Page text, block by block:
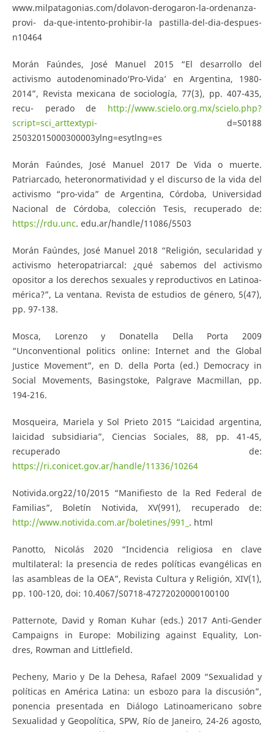
www.milpatagonias.com/dolavon-derogaron-la-ordenanza-
provi- da-que-intento-prohibir-la pastilla-del-dia-despues-
n10464
Morán Faúndes, José Manuel 2015 “El desarrollo del
activismo autodenominado‘Pro-Vida’ en Argentina, 1980-
2014”, Revista mexicana de sociología, 77(3), pp. 407-435,
recu- perado de http://www.scielo.org.mx/scielo.php?
script=sci_arttextypi- d=S0188
25032015000300003ylng=esytlng=es
Morán Faúndes, José Manuel 2017 De Vida o muerte.
Patriarcado, heteronormatividad y el discurso de la vida del
activismo “pro-vida” de Argentina, Córdoba, Universidad
Nacional de Córdoba, colección Tesis, recuperado de:
https://rdu.unc. edu.ar/handle/11086/5503
Morán Faúndes, José Manuel 2018 “Religión, secularidad y
activismo heteropatriarcal: ¿qué sabemos del activismo
opositor a los derechos sexuales y reproductivos en Latinoa-
mérica?”, La ventana. Revista de estudios de género, 5(47),
pp. 97-138.
Mosca, Lorenzo y Donatella Della Porta 2009
“Unconventional politics online: Internet and the Global
Justice Movement”, en D. della Porta (ed.) Democracy in
Social Movements, Basingstoke, Palgrave Macmillan, pp.
194-216.
Mosqueira, Mariela y Sol Prieto 2015 “Laicidad argentina,
laicidad subsidiaria”, Ciencias Sociales, 88, pp. 41-45,
recuperado de:
https://ri.conicet.gov.ar/handle/11336/10264
Notivida.org22/10/2015 “Manifiesto de la Red Federal de
Familias”, Boletín Notivida, XV(991), recuperado de:
http://www.notivida.com.ar/boletines/991_ . html
Panotto, Nicolás 2020 “Incidencia religiosa en clave
multilateral: la presencia de redes políticas evangélicas en
las asambleas de la OEA”, Revista Cultura y Religión, XIV(1),
pp. 100-120, doi: 10.4067/S0718-47272020000100100
Patternote, David y Roman Kuhar (eds.) 2017 Anti-Gender
Campaigns in Europe: Mobilizing against Equality, Lon-
dres, Rowman and Littlefield.
Pecheny, Mario y De la Dehesa, Rafael 2009 “Sexualidad y
políticas en América Latina: un esbozo para la discusión”,
ponencia presentada en Diálogo Latinoamericano sobre
Sexualidad y Geopolítica, SPW, Río de Janeiro, 24-26 agosto,